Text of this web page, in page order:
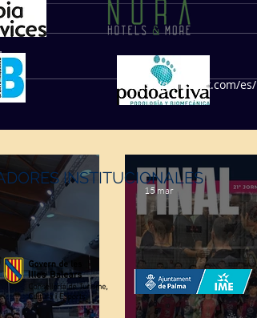
15 mar
INSTITUCIONALES
https://geffsport.com/es/